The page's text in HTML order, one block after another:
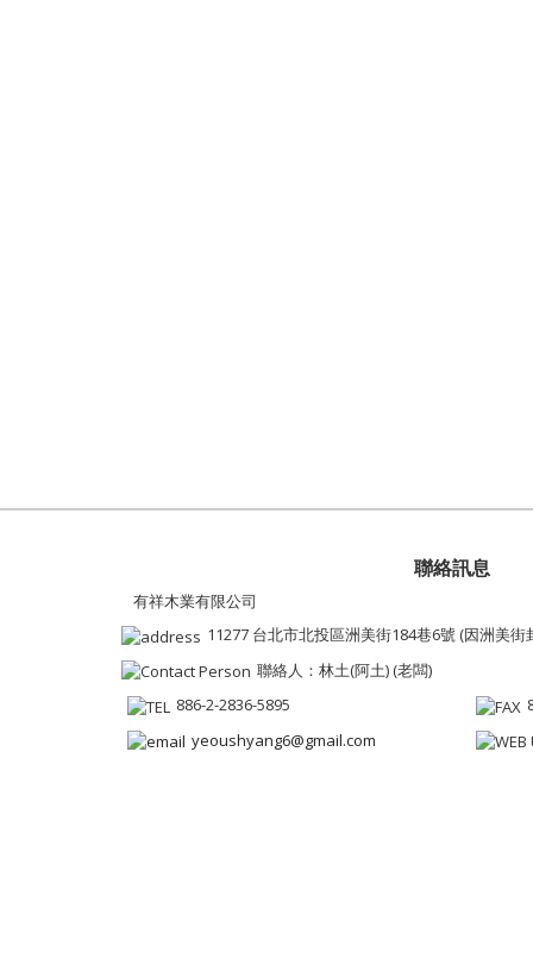
聯絡訊息
有祥木業有限公司
11277 台北市北投區洲美街184巷6號 (因洲美
聯絡人：林土(阿土) (老闆)
886-2-2836-5895
yeoushyang6@gmail.com